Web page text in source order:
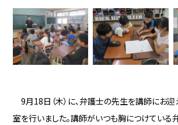
9月18日（木）に、弁護士の先生を講師にお迎
室を行いました。講師がいつも胸につけている